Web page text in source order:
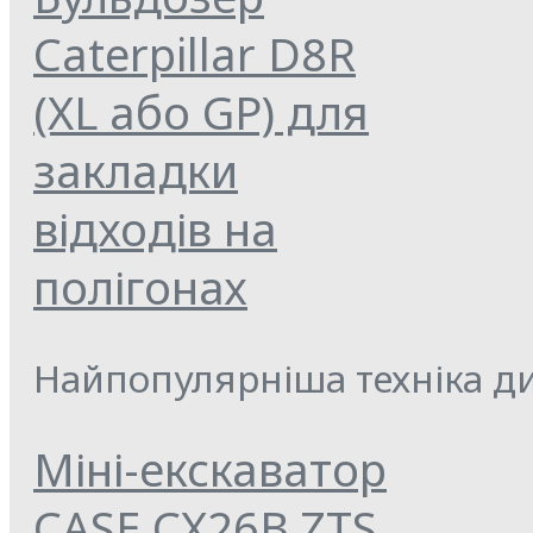
Caterpillar D8R
(XL або GP) для
закладки
відходів на
полігонах
Найпопулярніша техніка
Міні-екскаватор